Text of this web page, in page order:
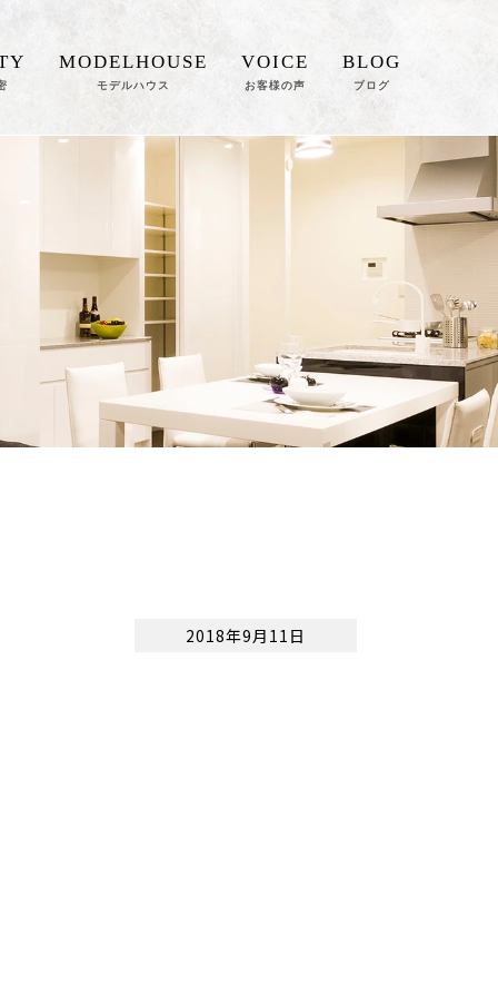
MODELHOUSE
モデルハウス
VOICE
お客様の声
BLOG
ブログ
2018年9月11日